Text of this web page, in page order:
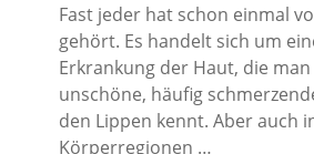
Fast jeder hat schon einmal
gehört. Es handelt sich um
Erkrankung der Haut, die
unschöne, häufig
den Lippen kennt. Aber auch
Körperregionen …